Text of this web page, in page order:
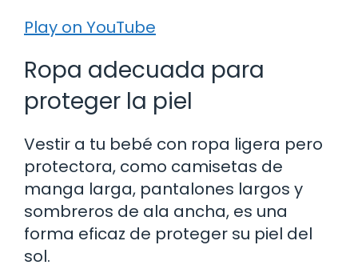
Play on YouTube
Ropa adecuada para
proteger la piel
Vestir a tu bebé con ropa ligera pero
protectora, como camisetas de
manga larga, pantalones largos y
sombreros de ala ancha, es una
forma eficaz de proteger su piel del
sol.